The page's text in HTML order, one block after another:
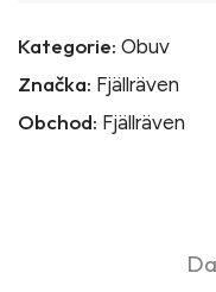
Kategorie: Obuv
Značka: Fjällräven
Obchod: Fjällräven